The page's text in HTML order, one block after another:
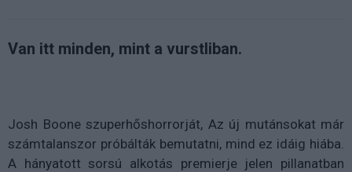
Van itt minden, mint a vurstliban.
Josh Boone szuperhőshorrorját, Az új mutánsokat már
számtalanszor próbálták bemutatni, mind ez idáig hiába.
A hányatott sorsú alkotás premierje jelen pillanatban